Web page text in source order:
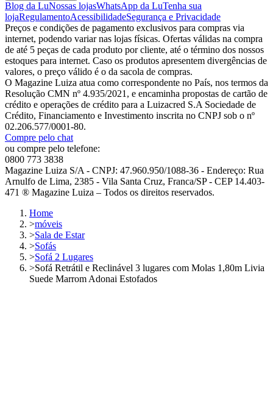
Blog da LuNossas lojasWhatsApp da LuTenha sua
lojaRegulamentoAcessibilidadeSegurança e Privacidade
Preços e condições de pagamento exclusivos para compras via
internet, podendo variar nas lojas físicas. Ofertas válidas na compra
de até 5 peças de cada produto por cliente, até o término dos nossos
estoques para internet. Caso os produtos apresentem divergências de
valores, o preço válido é o da sacola de compras.
O Magazine Luiza atua como correspondente no País, nos termos da
Resolução CMN nº 4.935/2021, e encaminha propostas de cartão de
crédito e operações de crédito para a Luizacred S.A Sociedade de
Crédito, Financiamento e Investimento inscrita no CNPJ sob o nº
02.206.577/0001-80.
Compre pelo chat
ou compre pelo telefone:
0800 773 3838
Magazine Luiza S/A - CNPJ: 47.960.950/1088-36 - Endereço: Rua
Arnulfo de Lima, 2385 - Vila Santa Cruz, Franca/SP - CEP 14.403-
471 ® Magazine Luiza – Todos os direitos reservados.
Home
>móveis
>Sala de Estar
>Sofás
>Sofá 2 Lugares
>Sofá Retrátil e Reclinável 3 lugares com Molas 1,80m Livia
Suede Marrom Adonai Estofados